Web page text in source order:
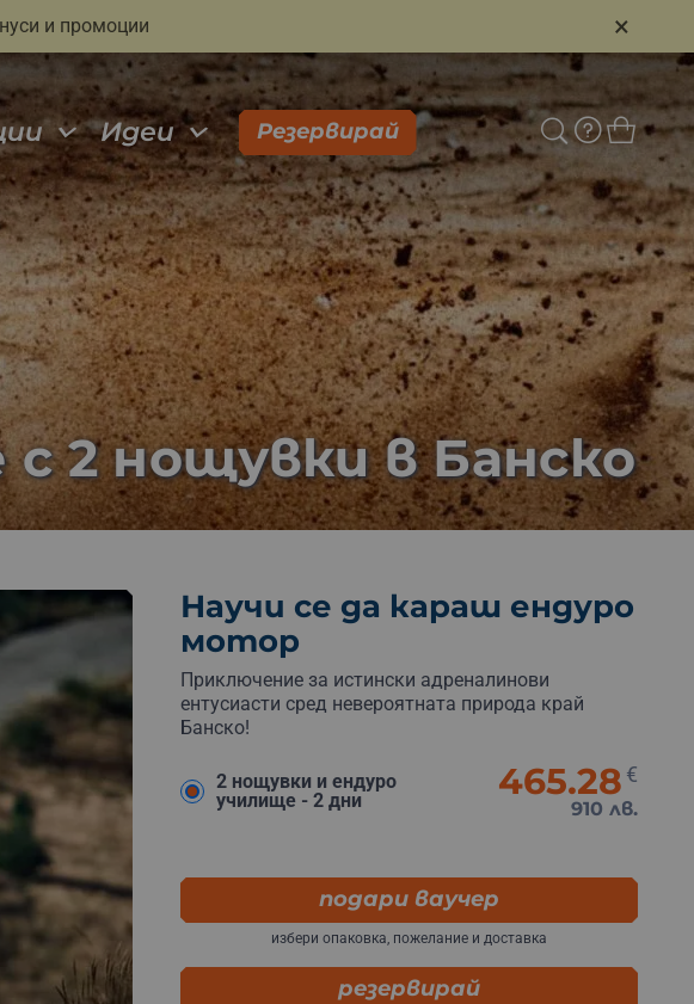
и промоции ×
Идеи Резервирай
2 нощувки в Банско
Научи се да караш ендуро
мотор
Приключение за истински адреналинови
ентусиасти сред невероятната природа край
Банско!
2 нощувки и ендуро
училище - 2 дни
465.28 €
910 лв.
подари ваучер
избери опаковка, пожелание и доставка
резервирай